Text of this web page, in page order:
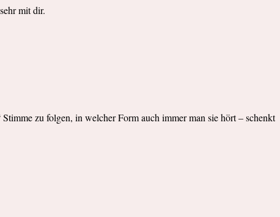
mit dir.
zu folgen, in welcher Form auch immer man sie hört – schenkt